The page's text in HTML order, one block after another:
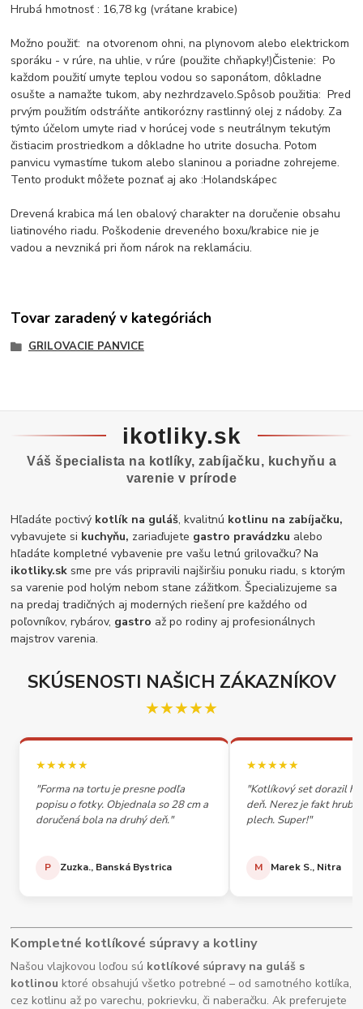
Hrubá hmotnosť : 16,78 kg (vrátane krabice)
Možno použiť: na otvorenom ohni, na plynovom alebo elektrickom
sporáku - v rúre, na uhlie, v rúre (použite chňapky!)Čistenie: Po
každom použití umyte teplou vodou so saponátom, dôkladne
osušte a namažte tukom, aby nezhrdzavelo.Spôsob použitia: Pred
prvým použitím odstráňte antikorózny rastlinný olej z nádoby. Za
týmto účelom umyte riad v horúcej vode s neutrálnym tekutým
čistiacim prostriedkom a dôkladne ho utrite dosucha. Potom
panvicu vymastíme tukom alebo slaninou a poriadne zohrejeme.
Tento produkt môžete poznať aj ako :Holandskápec
Drevená krabica má len obalový charakter na doručenie obsahu
liatinového riadu. Poškodenie dreveného boxu/krabice nie je
vadou a nevzniká pri ňom nárok na reklamáciu.
Tovar zaradený v kategóriách
GRILOVACIE PANVICE
ikotliky.sk
Váš špecialista na kotlíky, zabíjačku, kuchyňu a
varenie v prírode
Hľadáte poctivý kotlík na guláš, kvalitnú kotlinu na zabíjačku,
vybavujete si kuchyňu, zariaďujete gastro pravádzku alebo
hľadáte kompletné vybavenie pre vašu letnú grilovačku? Na
ikotliky.sk sme pre vás pripravili najširšiu ponuku riadu, s ktorým
sa varenie pod holým nebom stane zážitkom. Špecializujeme sa
na predaj tradičných aj moderných riešení pre každého od
poľovníkov, rybárov, gastro až po rodiny aj profesionálnych
majstrov varenia.
SKÚSENOSTI NAŠICH ZÁKAZNÍKOV
★★★★★
★★★★★
"Forma na tortu je presne podľa
popisu o fotky. Objednala so 28 cm a
doručená bola na druhý deň."
P Zuzka., Banská Bystrica
★★★★★
"Kotlíkový set dorazil
deň. Nerez je fakt
plech. Super!"
M Marek S., Nitra
Kompletné kotlíkové súpravy a kotliny
Našou vlajkovou loďou sú kotlíkové súpravy na guláš s
kotlinou ktoré obsahujú všetko potrebné – od samotného kotlíka,
cez kotlinu až po varechu, pokrievku, či naberačku. Ak preferujete